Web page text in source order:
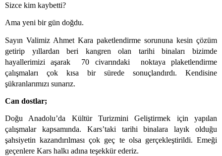
Sizce kim kaybetti?
Ama yeni bir gün doğdu.
Sayın Valimiz Ahmet Kara paketlendirme sorununa kesin çözüm
getirip yıllardan beri kangren olan tarihi binaları bizimde
hayallerimizi aşarak
70 civarındaki
noktaya plaketlendirme
çalışmaları çok kısa bir sürede sonuçlandırdı. Kendisine
şükranlarımızı sunarız.
Can dostlar;
Doğu Anadolu’da Kültür Turizmini Geliştirmek için yapılan
çalışmalar kapsamında. Kars’taki tarihi binalara layık olduğu
şahsiyetin kazandırılması çok geç te olsa gerçekleştirildi. Emeği
geçenlere Kars halkı adına teşekkür ederiz.